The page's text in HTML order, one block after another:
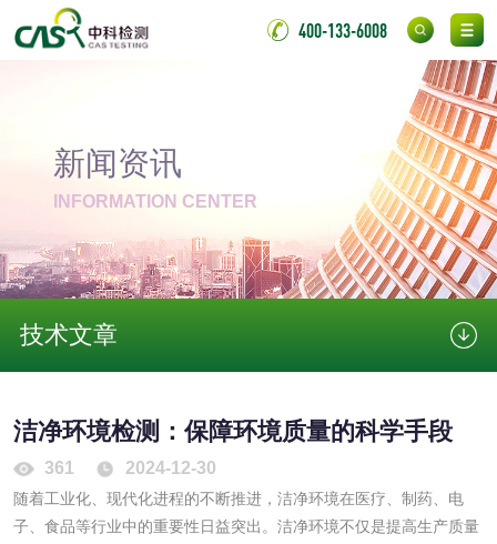
400-133-6008
新闻资讯
INFORMATION CENTER
技术文章
洁净环境检测：保障环境质量的科学手段
361 2024-12-30
随着工业化、现代化进程的不断推进，洁净环境在医疗、制药、电
子、食品等行业中的重要性日益突出。洁净环境不仅是提高生产质量
洗涤剂检测
蚊香液检测
日化产品毒理检测
洗手液检测
水处理剂
水处理药剂检测
工业乳状氢氧化钙 铝酸钙检测